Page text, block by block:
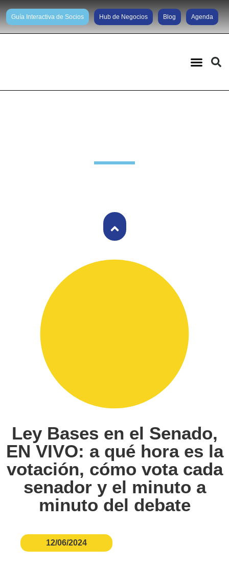
Guía Interactiva de Socios Hub de Negocios Blog Agenda
Ley Bases en el Senado,
EN VIVO: a qué hora es la
votación, cómo vota cada
senador y el minuto a
minuto del debate
12/06/2024